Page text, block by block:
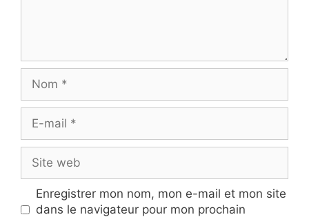
mail
web
Enregistrer mon nom, mon e-mail et mon site
dans le navigateur pour mon prochain